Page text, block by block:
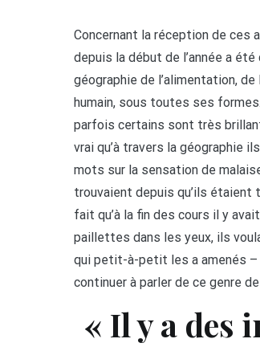
Concernant la réception de ces
depuis la début de l’année a
géographie de l’alimentation,
humain, sous toutes ses
parfois certains sont très
vrai qu’à travers la géographie
mots sur la sensation de
trouvaient depuis qu’ils étaient
fait qu’à la fin des cours il y
paillettes dans les yeux, ils
qui petit-à-petit les a amenés –
continuer à parler de ce genre
« Il y a des